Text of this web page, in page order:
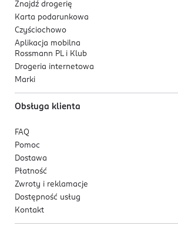
Znajdź drogerię
Karta podarunkowa
Czyściochowo
Aplikacja mobilna
Rossmann PL i Klub
Drogeria internetowa
Marki
Obsługa klienta
FAQ
Pomoc
Dostawa
Płatność
Zwroty i reklamacje
Dostępność usług
Kontakt